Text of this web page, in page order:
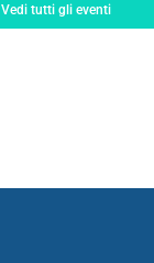
Vedi tutti gli eventi